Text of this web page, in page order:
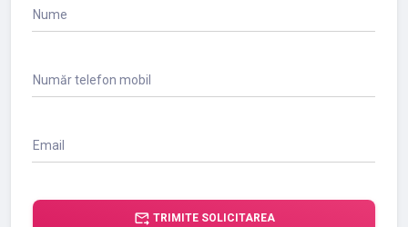
Nume
Număr telefon mobil
Email
forward_to_inbox TRIMITE SOLICITAREA